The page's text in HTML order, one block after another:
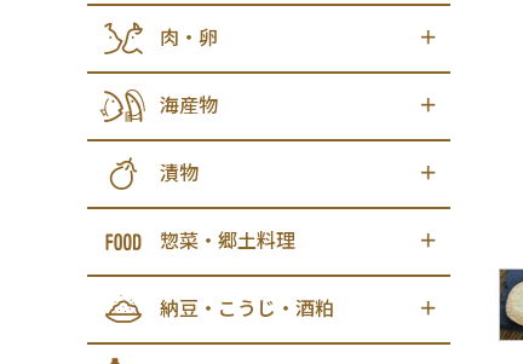
肉・卵
海産物
漬物
惣菜・郷土料理
納豆・こうじ・酒粕